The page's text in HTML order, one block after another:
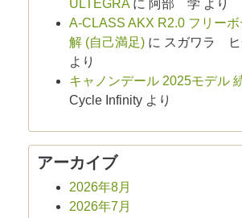
ULTEGRA に 阿部 学 より
A-CLASS AKX R2.0 フリーボ
解 (自己満足) に スガワラ ヒ
より
キャノンデール 2025モデル
Cycle Infinity より
アーカイブ
2026年8月
2026年7月